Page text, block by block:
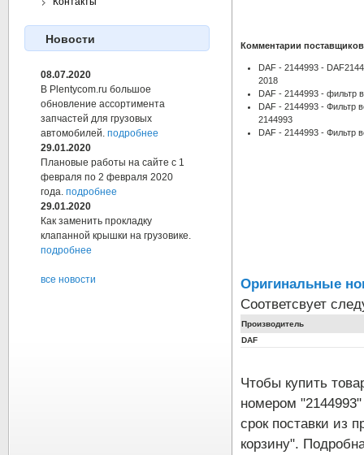
Комментарии
DAF - 2144993 -
2018
DAF - 2144993 - фильтр
DAF - 2144993 - Фильтр
2144993
DAF - 2144993 - Фильтр
Оригинальные
Соответсвует
Производитель
DAF
Чтобы купить
номером
срок поставки из
корзину".
Новости
08.07.2020
В Plentycom.ru большое
обновление ассортимента
запчастей для грузовых
автомобилей. подробнее
29.01.2020
Плановые работы на сайте с 1
февраля по 2 февраля 2020
года. подробнее
29.01.2020
Как заменить прокладку
клапанной крышки на грузовике.
подробнее
все новости